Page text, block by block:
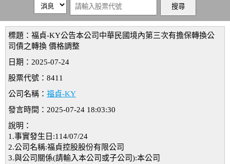
標題：福貞-KY公告本公司中華民國境內第三次有擔保轉換公
司債之轉換 價格調整
日期：2025-07-24
股票代號：8411
公司名稱： 福貞-KY
發言時間：2025-07-24 18:03:30
說明：
1.事實發生日:114/07/24
2.公司名稱:福貞控股股份有限公司
3.與公司關係(請輸入本公司或子公司):本公司